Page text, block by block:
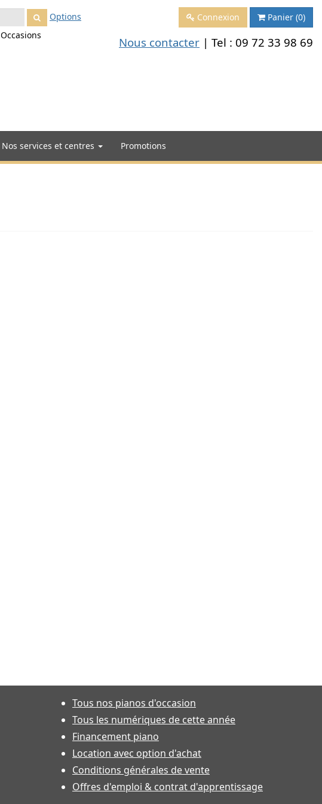
Options
Occasions
Connexion Panier (0)
Nous contacter | Tel : 09 72 33 98 69
Nos services et centres Promotions
Tous nos pianos d'occasion
Tous les numériques de cette année
Financement piano
Location avec option d'achat
Conditions générales de vente
Offres d'emploi & contrat d'apprentissage